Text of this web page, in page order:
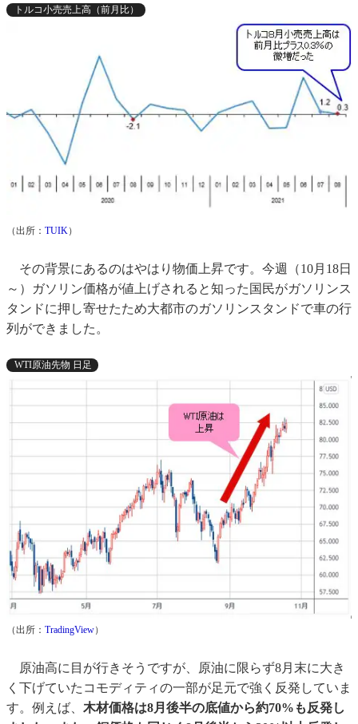
トルコ小売売上高（前月比）
（出所： TUIK）
その背景にあるのはやはり物価上昇です。今週（10月18日
～）ガソリン価格が値上げされると知った国民がガソリンス
タンドに押し寄せたため大都市のガソリンスタンドで車の行
列ができました。
WTI原油先物 日足
（出所： TradingView）
原油高に目が行きそうですが、原油に限らず8月末に大き
く下げていたコモディティの一部が足元で強く反発していま
す。例えば、 木材価格は8月後半の底値から約70%も反発し